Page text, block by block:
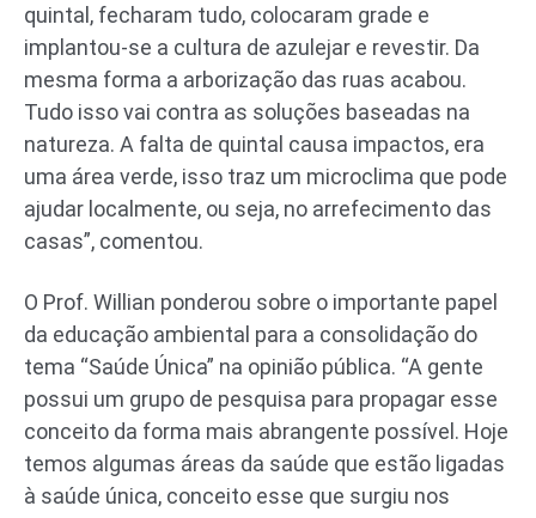
quintal, fecharam tudo, colocaram grade e
implantou-se a cultura de azulejar e revestir. Da
mesma forma a arborização das ruas acabou.
Tudo isso vai contra as soluções baseadas na
natureza. A falta de quintal causa impactos, era
uma área verde, isso traz um microclima que pode
ajudar localmente, ou seja, no arrefecimento das
casas”, comentou.
O Prof. Willian ponderou sobre o importante papel
da educação ambiental para a consolidação do
tema “Saúde Única” na opinião pública. “A gente
possui um grupo de pesquisa para propagar esse
conceito da forma mais abrangente possível. Hoje
temos algumas áreas da saúde que estão ligadas
à saúde única, conceito esse que surgiu nos